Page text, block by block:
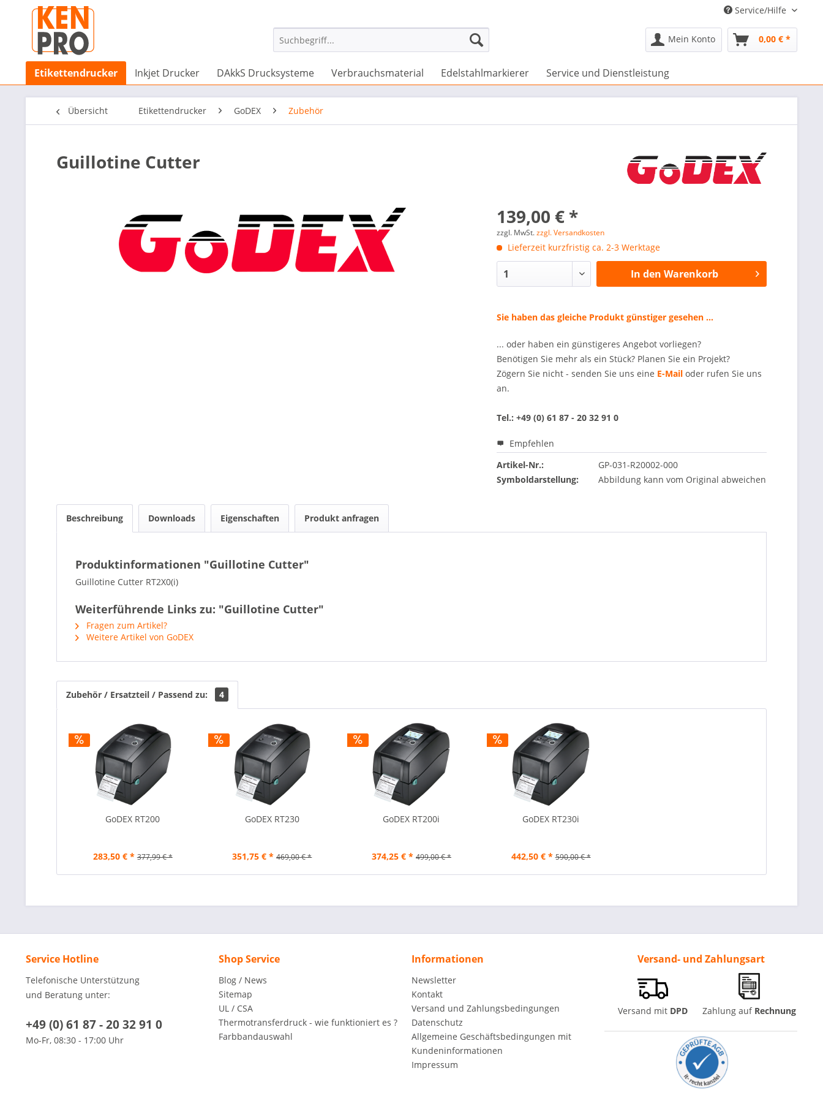
Service/Hilfe
Mein Konto 0,00 € *
Etikettendrucker Inkjet Drucker DAkkS Drucksysteme Verbrauchsmaterial Edelstahlmarkierer Service und Dienstleistung
Übersicht Etikettendrucker GoDEX Zubehör
Guillotine Cutter
139,00 € *
zzgl. MwSt.zzgl. Versandkosten
Lieferzeit kurzfristig ca. 2-3 Werktage
In den Warenkorb
Sie haben das gleiche Produkt günstiger gesehen ...
... oder haben ein günstigeres Angebot vorliegen?
Benötigen Sie mehr als ein Stück? Planen Sie ein Projekt?
Zögern Sie nicht - senden Sie uns eine E-Mail oder rufen Sie uns
an.
Tel.: +49 (0) 61 87 - 20 32 91 0
Empfehlen
Artikel-Nr.:
GP-031-R20002-000
Symboldarstellung:
Abbildung kann vom Original abweichen
Beschreibung Downloads Eigenschaften Produkt anfragen
Produktinformationen "Guillotine Cutter"
Guillotine Cutter RT2X0(i)
Weiterführende Links zu: "Guillotine Cutter"
Fragen zum Artikel?
Weitere Artikel von GoDEX
Zubehör / Ersatzteil / Passend zu: 4
GoDEX RT200
283,50 € * 377,99 € *
GoDEX RT230
351,75 € * 469,00 € *
GoDEX RT200i
374,25 € * 499,00 € *
GoDEX RT230i
442,50 € * 590,00 € *
Service Hotline
Telefonische Unterstützung
und Beratung unter:
+49 (0) 61 87 - 20 32 91 0
Mo-Fr, 08:30 - 17:00 Uhr
Shop Service
Blog / News
Sitemap
UL / CSA
Thermotransferdruck - wie funktioniert es ?
Farbbandauswahl
Informationen
Newsletter
Kontakt
Versand und Zahlungsbedingungen
Datenschutz
Allgemeine Geschäftsbedingungen mit
Kundeninformationen
Impressum
Versand- und Zahlungsart
Versand mit DPD Zahlung auf Rechnung